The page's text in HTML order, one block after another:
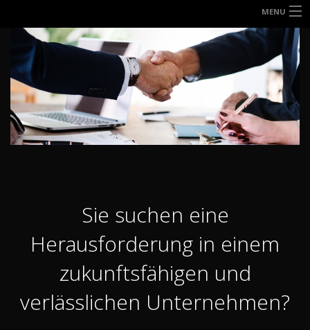
MENU
HOME
UNTERNEHMEN
DIENSTLEISTUNGEN
DAS TEAM
Sie suchen eine
Herausforderung in einem
zukunftsfähigen und
verlässlichen Unternehmen?